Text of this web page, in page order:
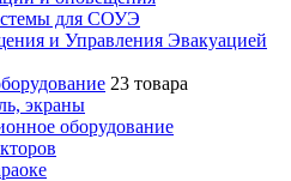
для СОУЭ
и Управления Эвакуацией
23 товара
экраны
оборудование